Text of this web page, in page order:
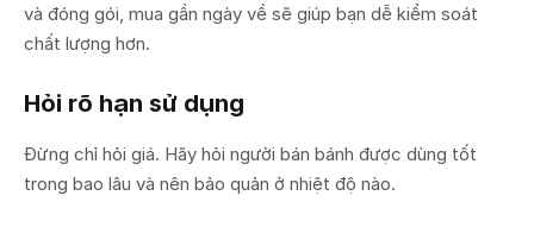
và đóng gói, mua gần ngày về sẽ giúp bạn dễ kiểm soát
chất lượng hơn.
Hỏi rõ hạn sử dụng
Đừng chỉ hỏi giá. Hãy hỏi người bán bánh được dùng tốt
trong bao lâu và nên bảo quản ở nhiệt độ nào.